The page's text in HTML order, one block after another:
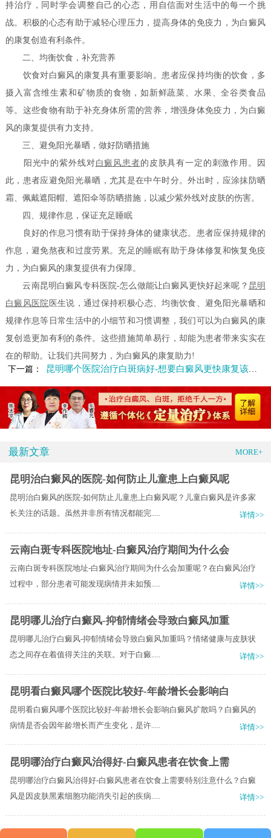
持治疗，同时学会调整自己的心态，用自信面对生活中的每一个挑
战。积极的心态有助于减轻心理压力，提高身体的免疫力，为白癜风
的康复创造有利条件。
二、均衡饮食，补充营养
饮食对白癜风的康复具有重要影响。患者应保持均衡的饮食，多
摄入富含维生素和矿物质的食物，如新鲜蔬菜、水果、全谷类食品
等。这些食物有助于补充身体所需的营养，增强身体免疫力，为白癜
风的康复提供有力支持。
三、避免阳光暴晒，做好防晒措施
阳光中的紫外线对白癜风患者的皮肤具有一定的刺激作用。因
此，患者应避免阳光暴晒，尤其是在中午时分。外出时，应涂抹防晒
霜、佩戴遮阳帽、遮阳伞等防晒措施，以减少紫外线对皮肤的伤害。
四、规律作息，保证充足睡眠
良好的作息习惯有助于保持身体的健康状态。患者应保持规律的
作息，避免熬夜和过度劳累。充足的睡眠有助于身体修复和恢复免疫
力，为白癜风的康复提供有力保障。
云南昆明白癜风专科医院-怎么做能让白癜风更快好起来呢？ 昆明
白癜风医院 医生说，通过保持积极心态、均衡饮食、避免阳光暴晒和
规律作息等日常生活中的小细节和习惯调整，我们可以为白癜风的康
复创造更加有利的条件。这些措施简单易行，却能为患者带来实实在
在的帮助。让我们共同努力，为白癜风的康复助力!
下一篇：
昆明哪个医院治疗白斑病好-想要白癜风更快康复该怎么做呢
最新文章 MORE+
昆明治白癜风的医院-如何防止儿童患上白癜风呢
昆明治白癜风的医院-如何防止儿童患上白癜风呢？儿童白癜风是许多家
长关注的话题。虽然并非所有情况都能完.....
详情>>
云南白斑专科医院地址-白癜风治疗期间为什么会
云南白斑专科医院地址-白癜风治疗期间为什么会加重呢？在白癜风治疗
过程中，部分患者可能发现病情并未如预.....
详情>>
昆明哪儿治疗白癜风-抑郁情绪会导致白癜风加重
昆明哪儿治疗白癜风-抑郁情绪会导致白癜风加重吗？情绪健康与皮肤状
态之间存在着值得关注的关联。对于白癜.....
详情>>
昆明看白癜风哪个医院比较好-年龄增长会影响白
昆明看白癜风哪个医院比较好-年龄增长会影响白癜风扩散吗？白癜风的
病情是否会因年龄增长而产生变化，是许.....
详情>>
昆明哪治疗白癜风治得好-白癜风患者在饮食上需
昆明哪治疗白癜风治得好-白癜风患者在饮食上需要特别注意什么？白癜
风是因皮肤黑素细胞功能消失引起的疾病.....
详情>>